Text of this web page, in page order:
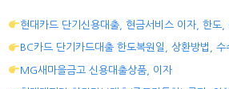
현대카드 단기신용대출, 현금서비스 이자, 한도,
BC카드 단기카드대출 한도복원일, 상환방법, 수
MG새마을금고 신용대출상품, 이자